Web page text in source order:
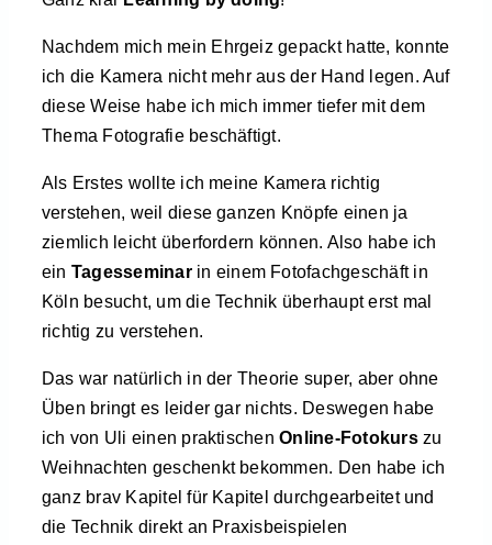
Nachdem mich mein Ehrgeiz gepackt hatte, konnte
ich die Kamera nicht mehr aus der Hand legen. Auf
diese Weise habe ich mich immer tiefer mit dem
Thema Fotografie beschäftigt.
Als Erstes wollte ich meine Kamera richtig
verstehen, weil diese ganzen Knöpfe einen ja
ziemlich leicht überfordern können. Also habe ich
ein Tagesseminarin einem Fotofachgeschäft in
Köln besucht, um die Technik überhaupt erst mal
richtig zu verstehen.
Das war natürlich in der Theorie super, aber ohne
Üben bringt es leider gar nichts. Deswegen habe
ich von Uli einen praktischenOnline-Fotokurszu
Weihnachten geschenkt bekommen. Den habe ich
ganz brav Kapitel für Kapitel durchgearbeitet und
die Technik direkt an Praxisbeispielen